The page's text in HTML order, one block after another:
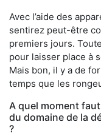
Avec l’aide des
sentirez peut-être
premiers jours.
pour laisser place à
Mais bon, il y a de
temps que les
A quel moment
du domaine de la
?